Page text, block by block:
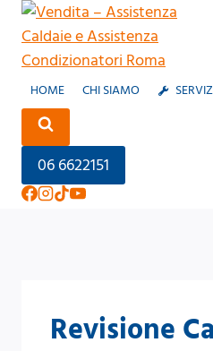
Salta
contenuto
HOME CHI SIAMO
06 6622151
Revisione